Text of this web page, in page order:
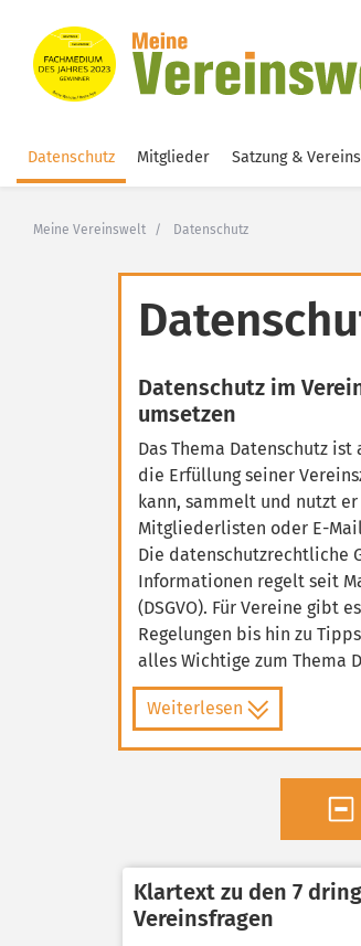
Datenschutz Mitglieder Satzung &
Meine Vereinswelt Datenschutz
Datenschutz im
umsetzen
Das Thema Datenschutz
die Erfüllung seiner
kann, sammelt und nutzt er
Mitgliederlisten oder E-
Die datenschutzrechtliche
Informationen regelt seit
(DSGVO). Für Vereine gibt
Regelungen bis hin zu
alles Wichtige zum Thema
Weiterlesen
Klartext zu den 7
Vereinsfragen